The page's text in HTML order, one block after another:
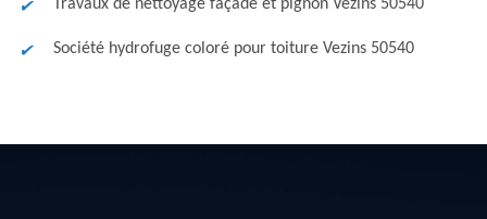
Travaux de nettoyage façade et pignon Vezins 50540
Société hydrofuge coloré pour toiture Vezins 50540